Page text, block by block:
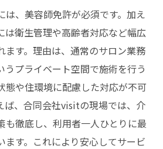
は、美容師免許が必須です。加え
は衛生管理や高齢者対応など幅広
ます。理由は、通常のサロン業務
うプライベート空間で施術を行う
態や住環境に配慮した対応が不可
ば、合同会社visitの現場では、介
も徹底し、利用者一人ひとりに最
ます。これにより安心してサービ